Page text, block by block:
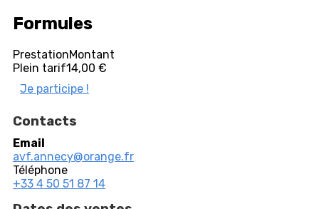
Formules
PrestationMontant
Plein tarif14,00 €
Je participe !
Contacts
Email
avf.annecy@orange.fr
Téléphone
+33 4 50 51 87 14